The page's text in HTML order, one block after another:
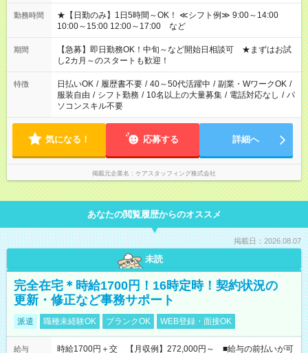
勤務時間
★【日勤のみ】1日5時間～OK！ ≪シフト例≫ 9:00～14:00
10:00～15:00 12:00～17:00 など
期間
【急募】即日勤務OK！中旬～など開始日相談可 ★まずはお試
し2カ月～のスタートも歓迎！
特徴 日払いOK / 履歴書不要 / 40～50代活躍中 / 副業・WワークOK /
服装自由 / シフト勤務 / 10名以上の大量募集 / 電話対応なし / パ
ソコンスキル不要
気になる！ 応募する 詳細へ
掲載元企業名 ケアスタッフィング株式会社
あなたの閲覧履歴からのオススメ
掲載日：2026.08.07
未読
完全在宅＊時給1700円！16時定時！契約状況の
更新・修正など事務サポート
派遣 職種未経験OK ブランクOK WEB登録・面接OK
給与
時給1700円＋交 【月収例】272,000円～ ■給与の前払いが可